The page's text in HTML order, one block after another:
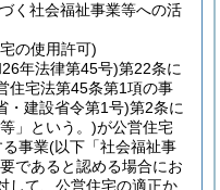
く社会福祉事業等への活
の使用許可)
年法律第45号)第22条に
住宅法第45条第1項の事
・建設省令第1号)第2条に
」という。)が公営住宅
事業(以下「社会福祉事
であると認める場合にお
して、公営住宅の適正か